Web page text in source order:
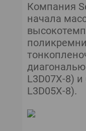
Компания
начала
L3D07X-8)
L3D05X-8).